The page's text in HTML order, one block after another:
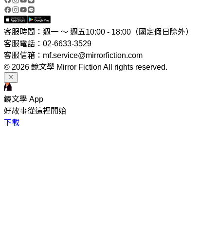
客服時間：週一 ～ 週五10:00 - 18:00（國定假日除外）
客服電話：02-6633-3529
客服信箱：mf.service@mirrorfiction.com
© 2026 鏡文學 Mirror Fiction All rights reserved.
鏡文學 App
好故事從這裡開始
下載